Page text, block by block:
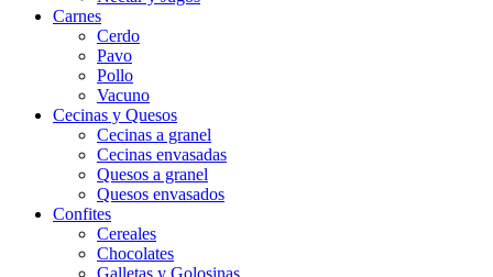
Carnes
Cerdo
Pavo
Pollo
Vacuno
Cecinas y Quesos
Cecinas a granel
Cecinas envasadas
Quesos a granel
Quesos envasados
Confites
Cereales
Chocolates
Galletas y Golosinas